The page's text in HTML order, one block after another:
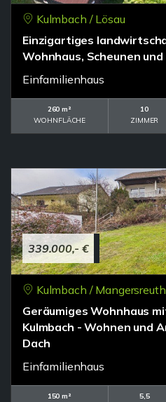
Kulmbach / Lösau
Einzigartiges
Wohnhaus, Scheunen
Einfamilienhaus
260 m²
WOHNFLÄCHE
10
ZIMMER
339.000,- €
Kulmbach / Mangersreuth
Geräumiges Wohnhaus
Kulmbach - Wohnen und
Dach
Einfamilienhaus
150 m²
5,5